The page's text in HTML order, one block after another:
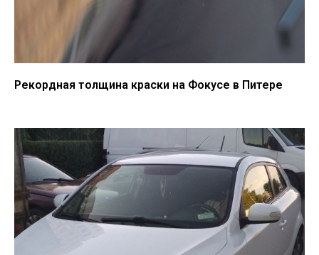
Рекордная толщина краски на Фокусе в Питере